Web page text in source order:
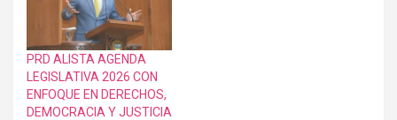
PRD ALISTA AGENDA
LEGISLATIVA 2026 CON
ENFOQUE EN DERECHOS,
DEMOCRACIA Y JUSTICIA